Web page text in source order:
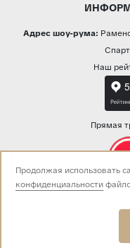
Адрес шоу-рума:
Наш
Прямая
E-mail:
Продолжая использовать
конфиденциальности